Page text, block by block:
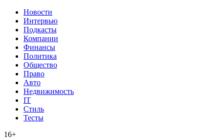
Новости
Интервью
Подкасты
Компании
Финансы
Политика
Общество
Право
Авто
Недвижимость
IT
Стиль
Тесты
16+